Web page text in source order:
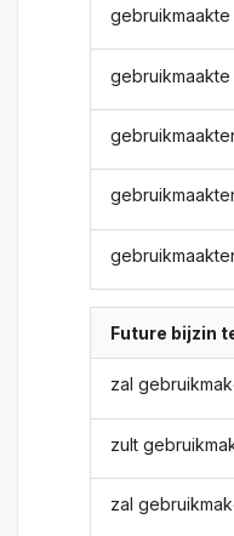
gebruikmaakte
gebruikmaakte
Future bijzin
zal
zult
zal